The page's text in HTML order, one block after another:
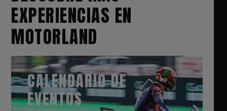
EXPERIENCIAS EN
MOTORLAND
CALENDARIO DE
EVENTOS